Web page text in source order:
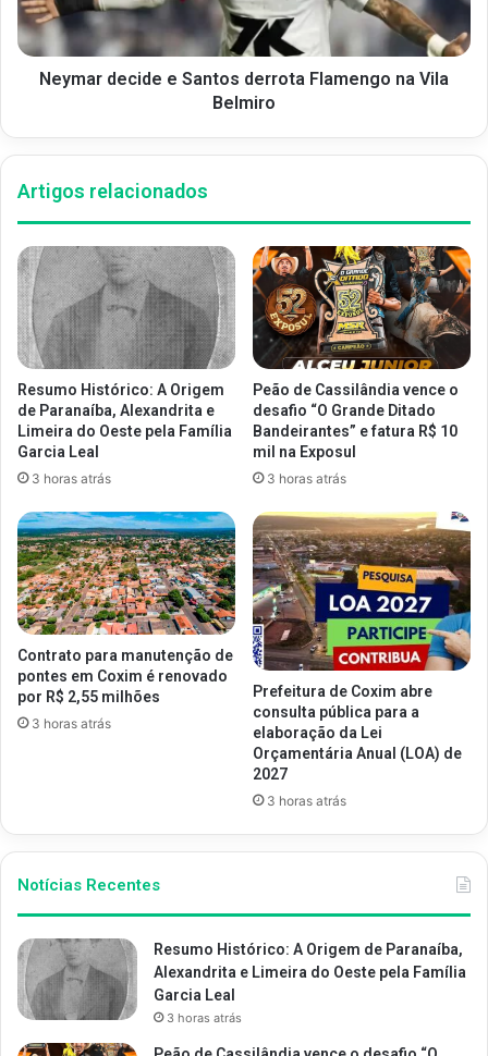
Neymar decide e Santos derrota Flamengo na Vila
Belmiro
Artigos relacionados
Resumo Histórico: A Origem
de Paranaíba, Alexandrita e
Limeira do Oeste pela Família
Garcia Leal
3 horas atrás
Peão de Cassilândia vence o
desafio “O Grande Ditado
Bandeirantes” e fatura R$ 10
mil na Exposul
3 horas atrás
Contrato para manutenção de
pontes em Coxim é renovado
por R$ 2,55 milhões
3 horas atrás
Prefeitura de Coxim abre
consulta pública para a
elaboração da Lei
Orçamentária Anual (LOA) de
2027
3 horas atrás
Notícias Recentes
Resumo Histórico: A Origem de Paranaíba,
Alexandrita e Limeira do Oeste pela Família
Garcia Leal
3 horas atrás